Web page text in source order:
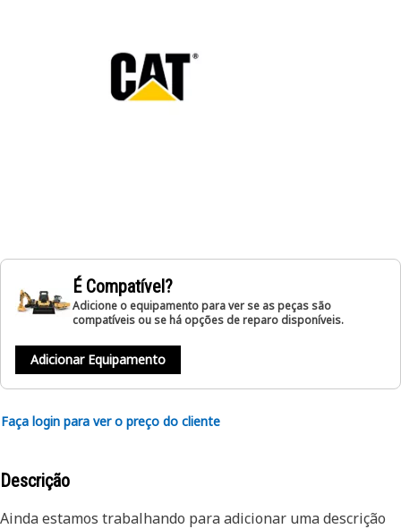
É Compatível?
Adicione o equipamento para ver se as peças são
compatíveis ou se há opções de reparo disponíveis.
Adicionar Equipamento
Faça login para ver o preço do cliente
Descrição
Ainda estamos trabalhando para adicionar uma descrição